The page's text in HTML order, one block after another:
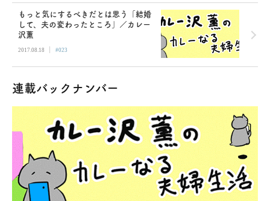
もっと気にするべきだとは思う「結婚
して、夫の変わったところ」／カレー
沢薫
2017.08.18 | #023
連載バックナンバー